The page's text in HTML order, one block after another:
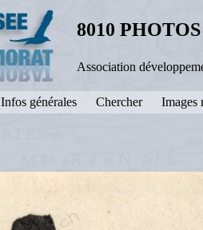
8010
Association
Infos générales Chercher Images